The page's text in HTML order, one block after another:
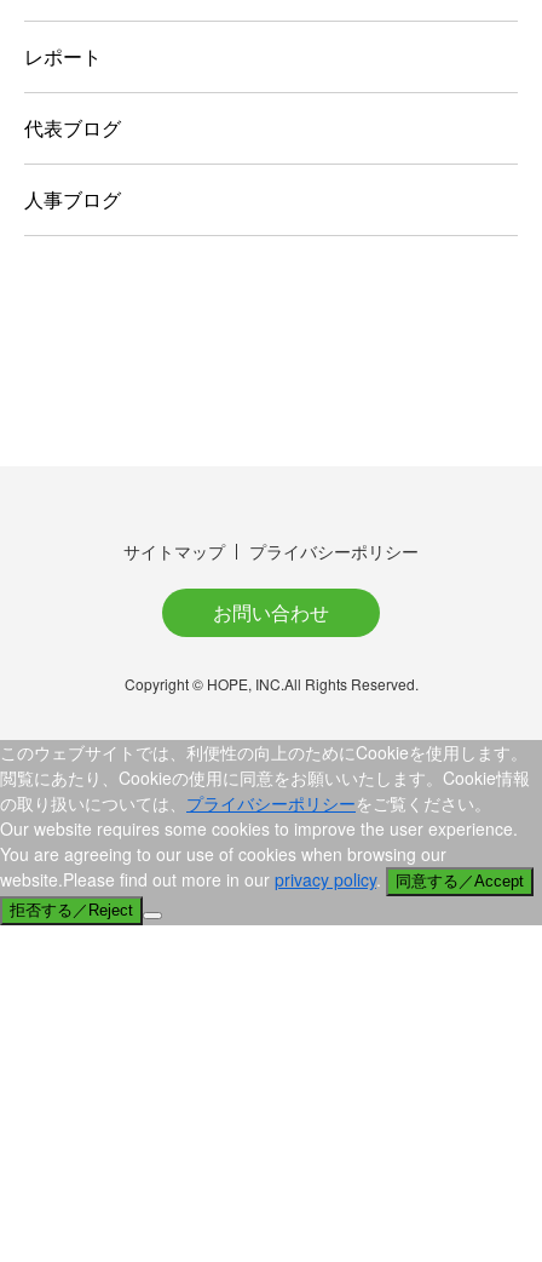
レポート
代表ブログ
人事ブログ
サイトマップ プライバシーポリシー
お問い合わせ
Copyright © HOPE, INC.All Rights Reserved.
このウェブサイトでは、利便性の向上のためにCookieを使用します。
閲覧にあたり、Cookieの使用に同意をお願いいたします。Cookie情報
の取り扱いについては、 プライバシーポリシーをご覧ください。
Our website requires some cookies to improve the user experience.
You are agreeing to our use of cookies when browsing our
website.Please find out more in our privacy policy.
同意する／Accept
拒否する／Reject